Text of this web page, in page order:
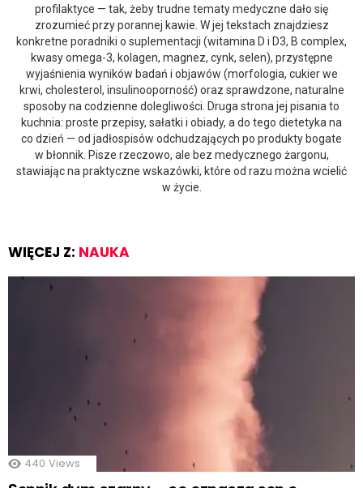
profilaktyce — tak, żeby trudne tematy medyczne dało się
zrozumieć przy porannej kawie. W jej tekstach znajdziesz
konkretne poradniki o suplementacji (witamina D i D3, B complex,
kwasy omega-3, kolagen, magnez, cynk, selen), przystępne
wyjaśnienia wyników badań i objawów (morfologia, cukier we
krwi, cholesterol, insulinooporność) oraz sprawdzone, naturalne
sposoby na codzienne dolegliwości. Druga strona jej pisania to
kuchnia: proste przepisy, sałatki i obiady, a do tego dietetyka na
co dzień — od jadłospisów odchudzających po produkty bogate
w błonnik. Pisze rzeczowo, ale bez medycznego żargonu,
stawiając na praktyczne wskazówki, które od razu można wcielić
w życie.
WIĘCEJ Z: NAUKA
440 Views